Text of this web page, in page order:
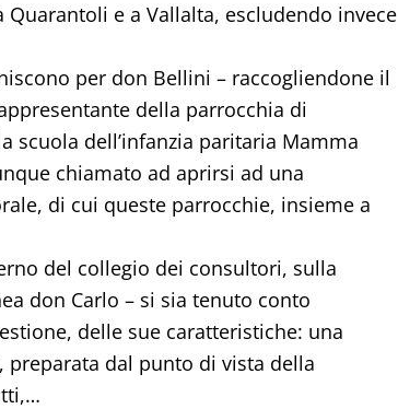
e a Vallalta, escludendo invece
per don Bellini – raccogliendone il
della parrocchia di
scuola dell’infanzia paritaria Mamma
chiamato ad aprirsi ad una
di cui queste parrocchie, insieme a
del collegio dei consultori, sulla
don Carlo – si sia tenuto conto
delle sue caratteristiche: una
dal punto di vista della